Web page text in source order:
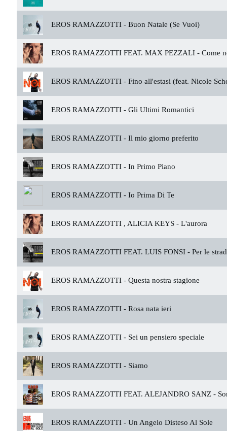
EROS RAMAZZOTTI - Buon Natale (Se Vuoi)
EROS RAMAZZOTTI FEAT. MAX PEZZALI - Come
EROS RAMAZZOTTI - Fino all'estasi (feat. Nicole
EROS RAMAZZOTTI - Gli Ultimi Romantici
EROS RAMAZZOTTI - Il mio giorno preferito
EROS RAMAZZOTTI - In Primo Piano
EROS RAMAZZOTTI - Io Prima Di Te
EROS RAMAZZOTTI , ALICIA KEYS - L'aurora
EROS RAMAZZOTTI FEAT. LUIS FONSI - Per le
EROS RAMAZZOTTI - Questa nostra stagione
EROS RAMAZZOTTI - Rosa nata ieri
EROS RAMAZZOTTI - Sei un pensiero speciale
EROS RAMAZZOTTI - Siamo
EROS RAMAZZOTTI FEAT. ALEJANDRO SANZ -
EROS RAMAZZOTTI - Un Angelo Disteso Al Sole